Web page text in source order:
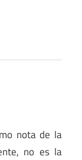
nota de la
no es la